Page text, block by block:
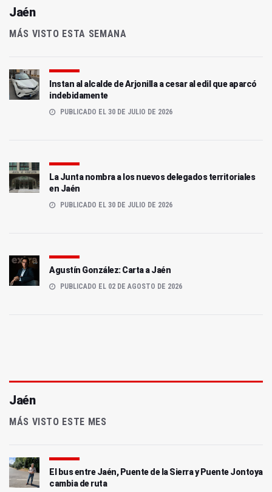
Jaén
MÁS VISTO ESTA SEMANA
Instan al alcalde de Arjonilla a cesar al edil que aparcó
indebidamente
PUBLICADO EL 30 DE JULIO DE 2026
La Junta nombra a los nuevos delegados territoriales
en Jaén
PUBLICADO EL 30 DE JULIO DE 2026
Agustín González: Carta a Jaén
PUBLICADO EL 02 DE AGOSTO DE 2026
Jaén
MÁS VISTO ESTE MES
El bus entre Jaén, Puente de la Sierra y Puente Jontoya
cambia de ruta